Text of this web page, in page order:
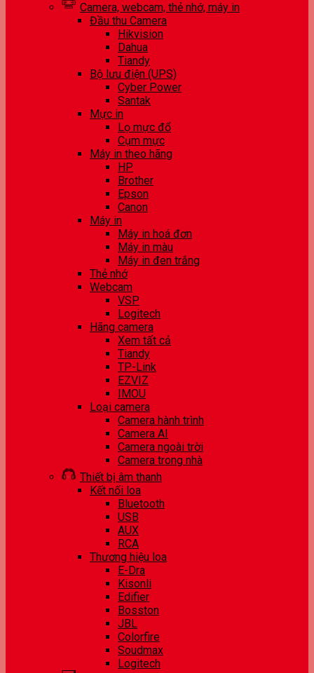
Camera, webcam, thẻ nhớ, máy in
Đầu thu Camera
Hikvision
Dahua
Tiandy
Bộ lưu điện (UPS)
Cyber Power
Santak
Mực in
Lọ mực đổ
Cụm mực
Máy in theo hãng
HP
Brother
Epson
Canon
Máy in
Máy in hoá đơn
Máy in màu
Máy in đen trắng
Thẻ nhớ
Webcam
VSP
Logitech
Hãng camera
Xem tất cả
Tiandy
TP-Link
EZVIZ
IMOU
Loại camera
Camera hành trình
Camera AI
Camera ngoài trời
Camera trong nhà
Thiết bị âm thanh
Kết nối loa
Bluetooth
USB
AUX
RCA
Thương hiệu loa
E-Dra
Kisonli
Edifier
Bosston
JBL
Colorfire
Soudmax
Logitech